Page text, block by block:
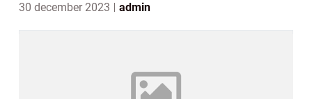
30 december 2023 admin